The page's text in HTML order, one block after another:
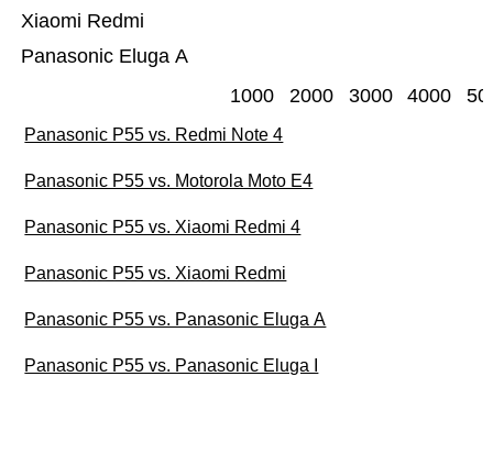
Panasonic Eluga A
Xiaomi Redmi
1000 2000 3000 4000
Panasonic P55 vs. Redmi Note 4
Panasonic P55 vs. Motorola Moto E4
Panasonic P55 vs. Xiaomi Redmi 4
Panasonic P55 vs. Xiaomi Redmi
Panasonic P55 vs. Panasonic Eluga A
Panasonic P55 vs. Panasonic Eluga I